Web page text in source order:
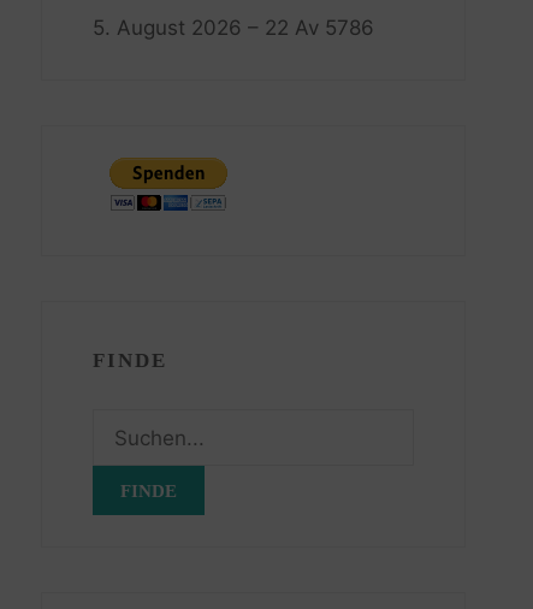
5. August 2026 – 22 Av 5786
FINDE
Suchen
nach: